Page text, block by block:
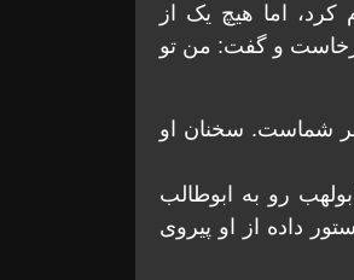
اما هیچ یک از
برخاست و گفت: من تو
بر شماست. سخنان او
رو به ابوطالب
داده از او پیروی